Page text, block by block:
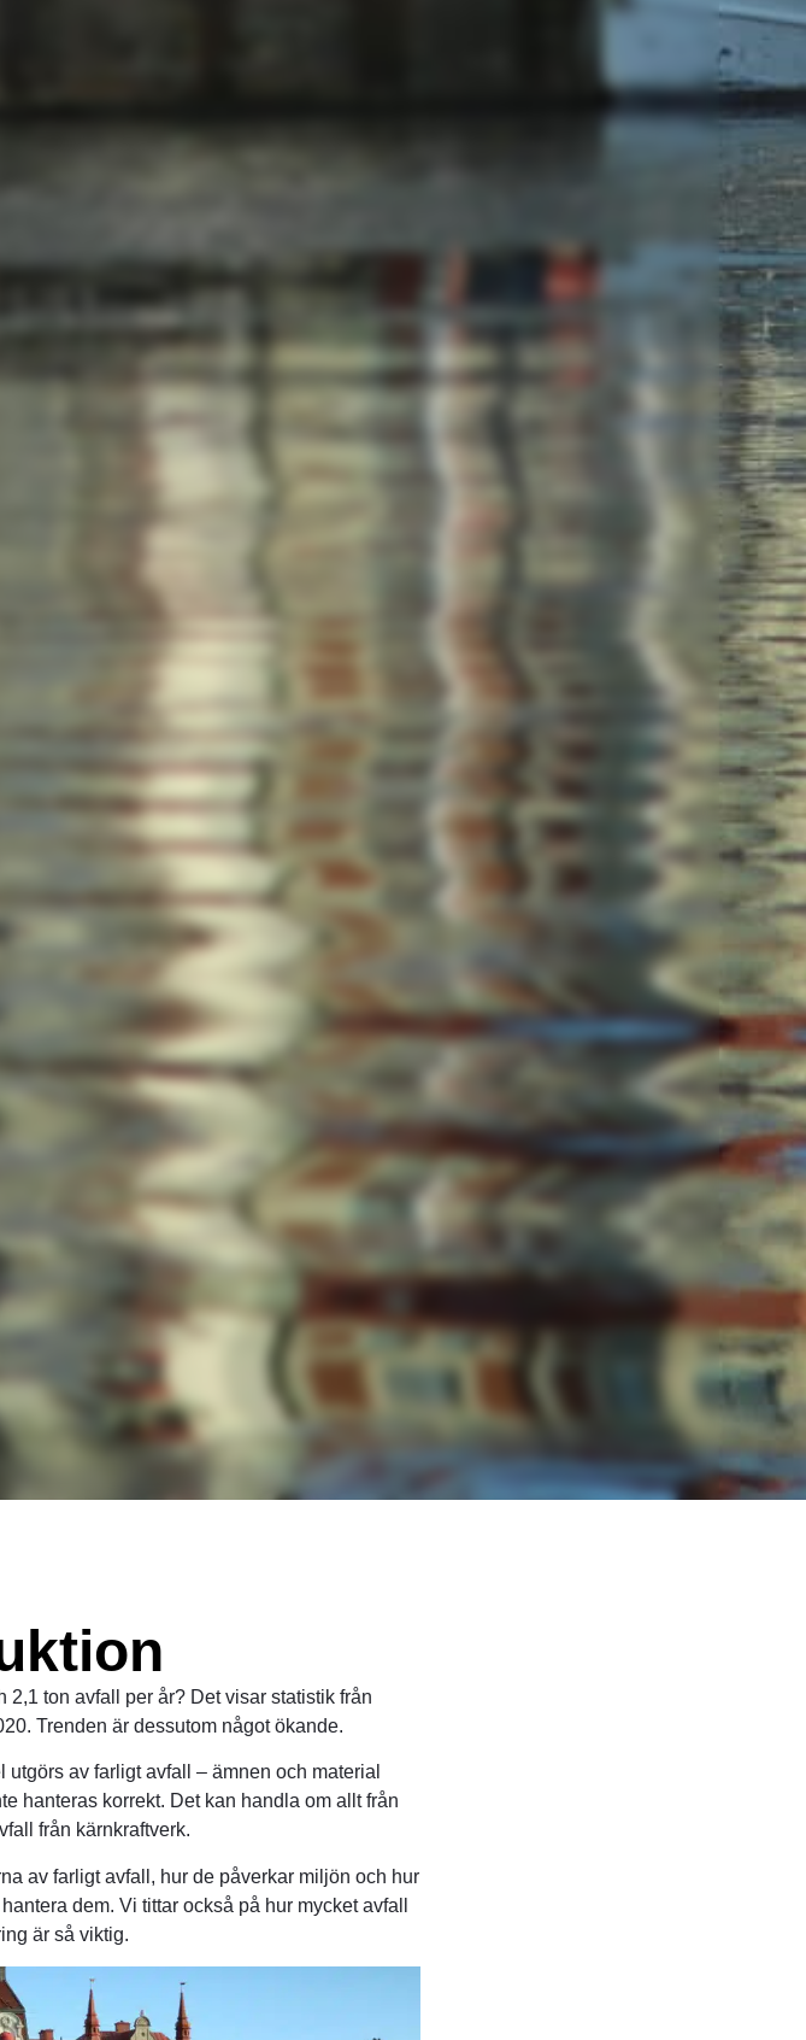
ton avfall per år? Det visar statistik från
Trenden är dessutom något ökande.
av farligt avfall – ämnen och material
hanteras korrekt. Det kan handla om allt från
från kärnkraftverk.
av farligt avfall, hur de påverkar miljön och hur
dem. Vi tittar också på hur mycket avfall
är så viktig.